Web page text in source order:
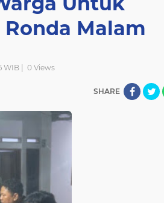
Malam
WIB | 0Views
SHARE